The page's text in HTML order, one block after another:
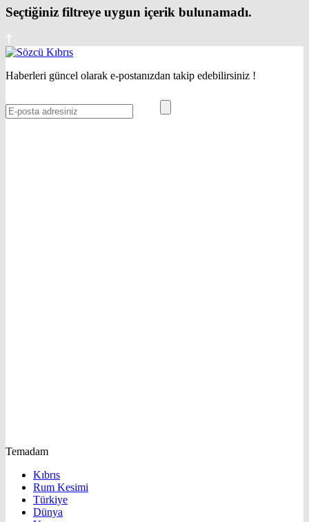
Seçtiğiniz filtreye uygun içerik bulunamadı.
Haberleri güncel olarak e-postanızdan takip edebilirsiniz !
Temadam
Kıbrıs
Rum Kesimi
Türkiye
Dünya